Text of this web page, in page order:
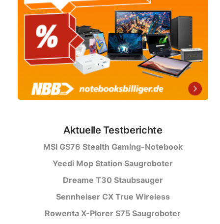
Aktuelle Testberichte
MSI GS76 Stealth Gaming-Notebook
Yeedi Mop Station Saugroboter
Dreame T30 Staubsauger
Sennheiser CX True Wireless
Rowenta X-Plorer S75 Saugroboter